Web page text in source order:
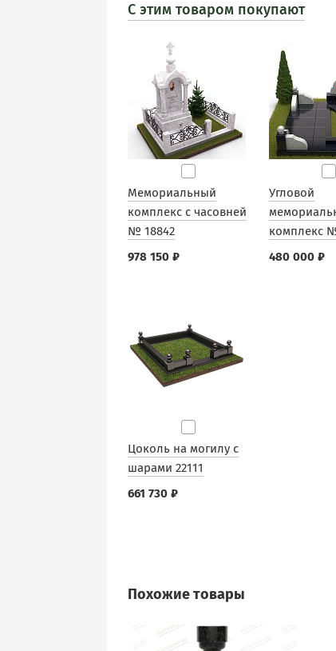
С этим товаром покупают
Мемориальный
комплекс с часовней
№ 18842
978 150 ₽
Угловой
комплекс
480 000 ₽
Цоколь на могилу с
шарами 22111
661 730 ₽
Похожие товары